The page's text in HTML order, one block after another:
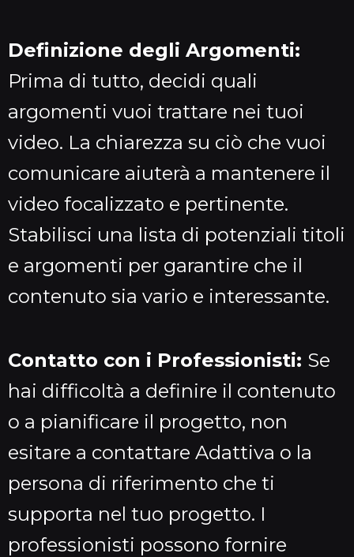
Definizione degli Argomenti:
Prima di tutto, decidi quali
argomenti vuoi trattare nei tuoi
video. La chiarezza su ciò che vuoi
comunicare aiuterà a mantenere il
video focalizzato e pertinente.
Stabilisci una lista di potenziali titoli
e argomenti per garantire che il
contenuto sia vario e interessante.
Contatto con i Professionisti: Se
hai difficoltà a definire il contenuto
o a pianificare il progetto, non
esitare a contattare Adattiva o la
persona di riferimento che ti
supporta nel tuo progetto. I
professionisti possono fornire